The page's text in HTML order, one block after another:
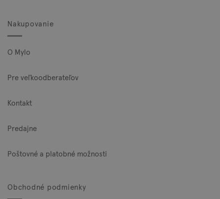
Nakupovanie
O Mylo
Pre veľkoodberateľov
Kontakt
Predajne
Poštovné a platobné možnosti
Obchodné podmienky